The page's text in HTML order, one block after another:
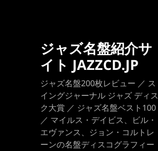
ジャズ名盤紹介サ
イト JAZZCD.JP
ジャズ名盤200枚レビュー ／ ス
イングジャーナル ジャズ ディス
ク大賞 ／ ジャズ名盤ベスト100
／ マイルス・デイビス、ビル・
エヴァンス、ジョン・コルトレ
ーンの名盤ディスコグラフィー